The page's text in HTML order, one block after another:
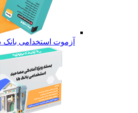
آزموت استخدامی بانک